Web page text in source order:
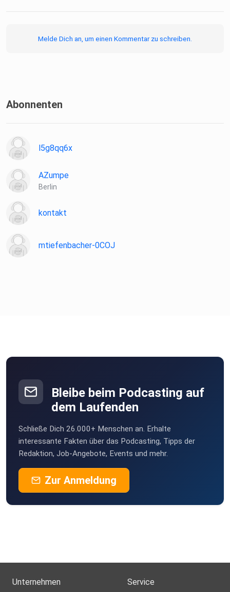
Melde Dich an, um einen Kommentar zu schreiben.
Abonnenten
l5g8qq6x
AZumpe
Berlin
kontakt
mtiefenbacher-0COJ
Bleibe beim Podcasting auf
dem Laufenden
Schließe Dich 26.000+ Menschen an. Erhalte
interessante Fakten über das Podcasting, Tipps der
Redaktion, Job-Angebote, Events und mehr.
Zur Anmeldung
Unternehmen Service